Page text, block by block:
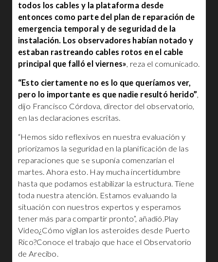
todos los cables y la plataforma desde
entonces como parte del plan de reparación de
emergencia temporal y de seguridad de la
instalación. Los observadores habían notado y
estaban rastreando cables rotos en el cable
principal que falló el viernes», reza el comunicado.
“Esto ciertamente no es lo que queríamos ver,
pero lo importante es que nadie resultó herido”,
dijo Francisco Córdova, director del observatorio,
en las declaraciones escritas.
“Hemos sido reflexivos en nuestra evaluación y
priorizamos la seguridad en la planificación de las
reparaciones que se suponía comenzarían el
martes. Ahora esto. Hay mucha incertidumbre
hasta que podamos estabilizar la estructura. Tiene
toda nuestra atención. Estamos evaluando la
situación con nuestros expertos y esperamos
tener más para compartir pronto”, añadió.Play
Video¿Cómo vigilan los asteroides desde Puerto
Rico?Conoce el trabajo que hace el Observatorio
de Arecibo.